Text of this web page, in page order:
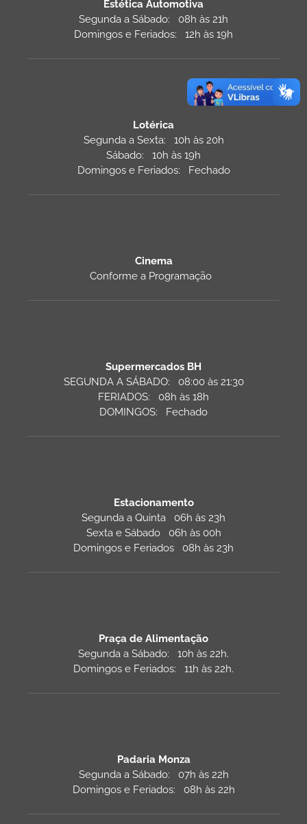
Estética Automotiva
Segunda a Sábado: 08h às 21h
Domingos e Feriados: 12h às 19h
Lotérica
Segunda a Sexta: 10h às 20h
Sábado: 10h às 19h
Domingos e Feriados: Fechado
Cinema
Conforme a Programação
Supermercados BH
SEGUNDA A SÁBADO: 08:00 às 21:30
FERIADOS: 08h às 18h
DOMINGOS: Fechado
Estacionamento
Segunda a Quinta 06h às 23h
Sexta e Sábado 06h às 00h
Domingos e Feriados 08h às 23h
Praça de Alimentação
Segunda a Sábado: 10h às 22h.
Domingos e Feriados: 11h às 22h.
Padaria Monza
Segunda a Sábado: 07h às 22h
Domingos e Feriados: 08h às 22h